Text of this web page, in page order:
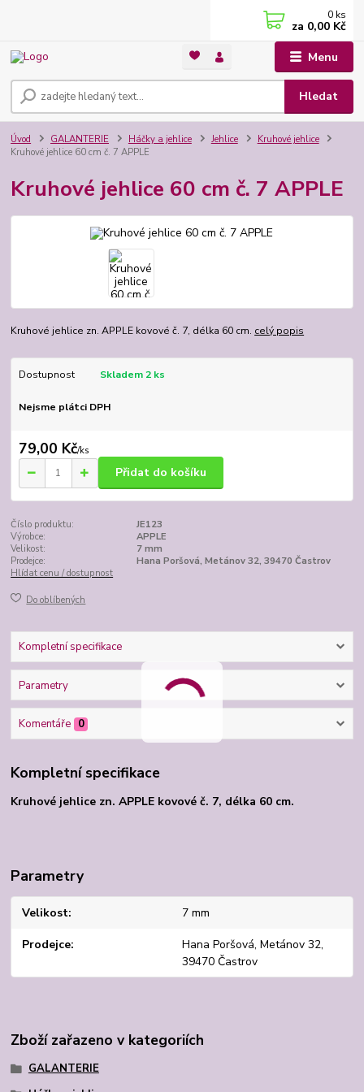
Menu
Hledat
0 ks
za 0,00 Kč
Úvod GALANTERIE Háčky a jehlice Jehlice
Kruhové jehlice
Kruhové jehlice 60 cm č. 7 APPLE
Kruhové jehlice 60 cm č. 7 APPLE
Kruhové jehlice zn. APPLE kovové č. 7, délka 60 cm. celý popis
Dostupnost Skladem 2 ks
Nejsme plátci DPH
79,00 Kč/ks
Přidat do košíku
Číslo produktu:
JE123
Výrobce:
APPLE
Velikost:
7 mm
Prodejce:
Hana Poršová, Metánov 32, 39470 Častrov
Hlídat cenu / dostupnost
Do oblíbených
Kompletní specifikace
Parametry
Komentáře 0
Kompletní specifikace
Kruhové jehlice zn. APPLE kovové č. 7, délka 60 cm.
Parametry
Velikost 7 mm
Prodejce
Hana Poršová, Metánov 32,
39470 Častrov
Zboží zařazeno v kategoriích
GALANTERIE